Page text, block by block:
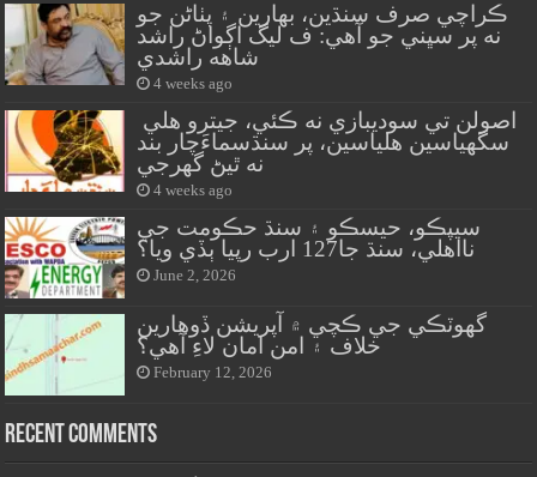
ڪراچي صرف سنڌين، بهارين ۽ پٺاڻن جو
نه پر سڀني جو آهي: ف ليگ اڳواڻ راشد
شاهه راشدي
4 weeks ago
سگهياسين هلياسين، پر سنڌسماءَچار بند
نه ٿيڻ گهرجي
4 weeks ago
سيپڪو، حيسڪو ۽ سنڌ حڪومت جي
نااهلي، سنڌ جا127 ارب رپيا ٻڏي ويا؟
June 2, 2026
گهوٽڪي جي ڪچي ۾ آپريشن ڏوهارين
خلاف ۽ امن امان لاءِ آهي؟
February 12, 2026
Recent Comments